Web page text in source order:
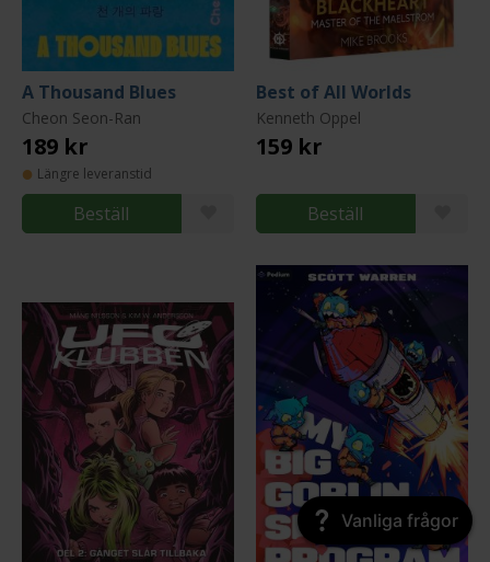
A Thousand Blues
Cheon Seon-Ran
189 kr
Längre leveranstid
Beställ
Best of All Worlds
Kenneth Oppel
159 kr
Beställ
Vanliga frågor